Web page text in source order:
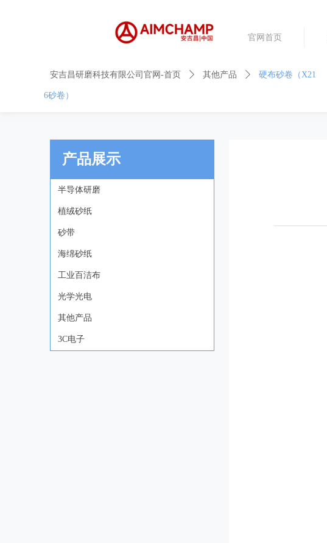
官网首页
安吉昌研磨科技有限公司官网-首页 ꄲ 其他产品 ꄲ 硬布砂卷（X21
6砂卷）
半导体研磨
植绒砂纸
砂带
海绵砂纸
工业百洁布
光学光电
其他产品
3C电子
产品展示